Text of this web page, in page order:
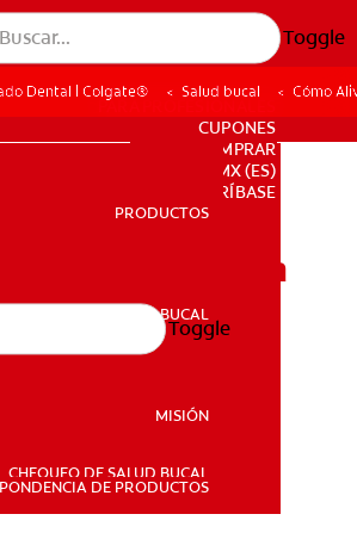
Toggle
PRODUCTOS
SALUD BUCAL
PARA PROFESIONALES
CUPONES
DONDE COMPRAR
MX (ES)
SUSCRÍBASE
PRODUCTOS
SALUD BUCAL
MISIÓN
CHEQUEO DE SALUD BUCAL
DE PRODUCTOS
Toggle
Dental | Colgate® Salud bucal Cómo
La Boca y La
Seca